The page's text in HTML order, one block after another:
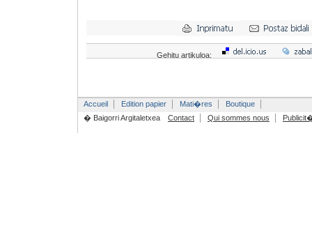
Gehitu artikuloa:
Accueil Edition papier Mati�res
Boutique
� Baigorri Argitaletxea
Contact Qui sommes nous